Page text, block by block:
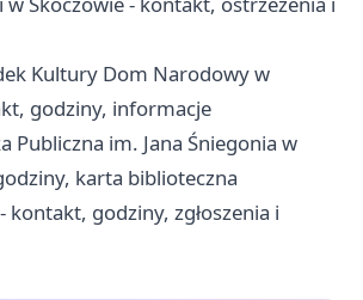
Kultury Dom Narodowy w
godziny, informacje
Publiczna im. Jana Śniegonia w
karta biblioteczna
kontakt, godziny, zgłoszenia i